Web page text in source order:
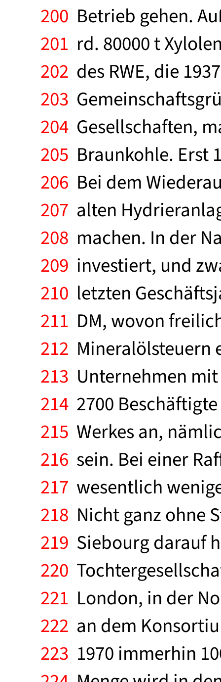
200 Betrieb gehen.
201 rd. 80000 t
202 des RWE, die
203
204 Gesellschaften,
205 Braunkohle. Erst
206 Bei dem
207 alten
208 machen. In der
209 investiert, und
210 letzten
211 DM, wovon
212 Mineralölsteuern
213 Unternehmen
214 2700
215 Werkes an,
216 sein. Bei einer
217 wesentlich
218 Nicht ganz ohne
219 Siebourg darauf
220
221 London, in der
222 an dem
223 1970 immerhin